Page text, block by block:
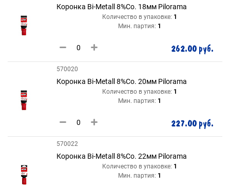
Коронка Bi-Metall 8%Co. 18мм Pilorama
Количество в упаковке: 1
Мин. партия: 1
262.00 руб.
570020
Коронка Bi-Metall 8%Co. 20мм Pilorama
Количество в упаковке: 1
Мин. партия: 1
227.00 руб.
570022
Коронка Bi-Metall 8%Co. 22мм Pilorama
Количество в упаковке: 1
Мин. партия: 1